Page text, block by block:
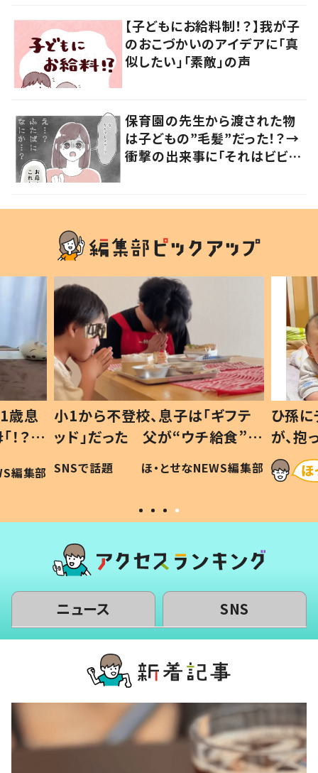
【子どもにお給料制！？】我が子
のおこづかいのアイデアに「真
似したい」「素敵」の声
保育園の先生から渡された物
は子どもの”毛髪”だった！？→
衝撃の出来事に「それはビビ
歳息
？」
編集部
小1から不登校、息子は「ギフテ
ッド」だった 父が“ウチ給食”を
作り続ける理由とは #令和の親
#令和の子
SNSで話題 ほ・とせなNEWS編集部
ひ孫
が、
「涙が
い」
ニュース SNS